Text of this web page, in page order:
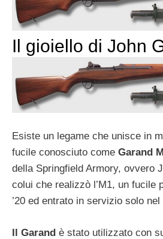
Il gioiello di John
Esiste un legame che unisce in
fucile conosciuto come Garand
della Springfield Armory, ovvero
colui che realizzò l’M1, un fucile
’20 ed entrato in servizio solo nel
Il Garand è stato utilizzato con